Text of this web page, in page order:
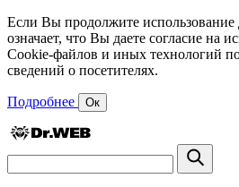
Если Вы продолжите использование
означает, что Вы даете согласие на
Cookie-файлов и иных технологий
сведений о посетителях.
Подробнее Ок